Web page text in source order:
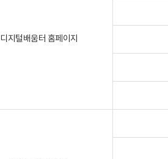
디지털배움터 홈페이지